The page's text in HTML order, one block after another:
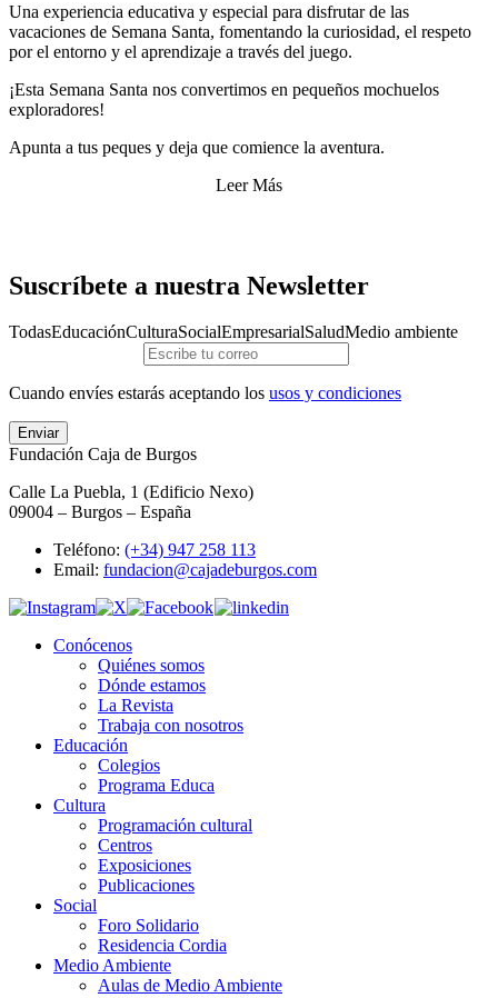
Una experiencia educativa y especial para disfrutar de las
vacaciones de Semana Santa, fomentando la curiosidad, el respeto
por el entorno y el aprendizaje a través del juego.
¡Esta Semana Santa nos convertimos en pequeños mochuelos
exploradores!
Apunta a tus peques y deja que comience la aventura.
Leer Más
Suscríbete a nuestra Newsletter
TodasEducaciónCulturaSocialEmpresarialSaludMedio ambiente
Cuando envíes estarás aceptando los usos y condiciones
Enviar
Fundación Caja de Burgos
Calle La Puebla, 1 (Edificio Nexo)
09004 – Burgos – España
Teléfono: (+34) 947 258 113
Email: fundacion@cajadeburgos.com
Conócenos
Quiénes somos
Dónde estamos
La Revista
Trabaja con nosotros
Educación
Colegios
Programa Educa
Cultura
Programación cultural
Centros
Exposiciones
Publicaciones
Social
Foro Solidario
Residencia Cordia
Medio Ambiente
Aulas de Medio Ambiente